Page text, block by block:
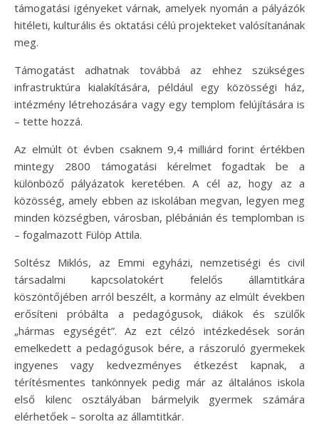
támogatási igényeket várnak, amelyek nyomán a pályázók
hitéleti, kulturális és oktatási célú projekteket valósítanának
meg.
Támogatást adhatnak továbbá az ehhez szükséges
infrastruktúra kialakítására, például egy közösségi ház,
intézmény létrehozására vagy egy templom felújítására is
– tette hozzá.
Az elmúlt öt évben csaknem 9,4 milliárd forint értékben
mintegy 2800 támogatási kérelmet fogadtak be a
különböző pályázatok keretében. A cél az, hogy az a
közösség, amely ebben az iskolában megvan, legyen meg
minden községben, városban, plébánián és templomban is
– fogalmazott Fülöp Attila.
Soltész Miklós, az Emmi egyházi, nemzetiségi és civil
társadalmi kapcsolatokért felelős államtitkára
köszöntőjében arról beszélt, a kormány az elmúlt években
erősíteni próbálta a pedagógusok, diákok és szülők
„hármas egységét”. Az ezt célzó intézkedések során
emelkedett a pedagógusok bére, a rászoruló gyermekek
ingyenes vagy kedvezményes étkezést kapnak, a
térítésmentes tankönnyek pedig már az általános iskola
első kilenc osztályában bármelyik gyermek számára
elérhetőek – sorolta az államtitkár.